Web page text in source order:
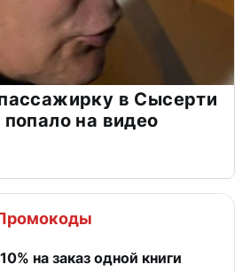
в Сысерти
на видео
на заказ одной книги